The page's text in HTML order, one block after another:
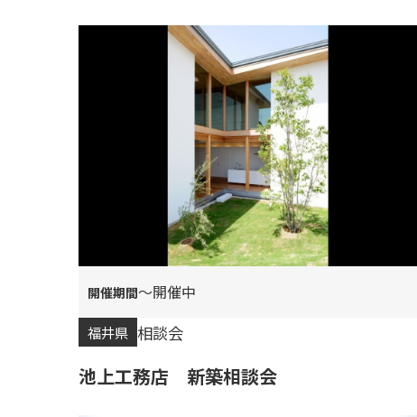
〜開催中
福井県 相談会
池上工務店 新築相談会